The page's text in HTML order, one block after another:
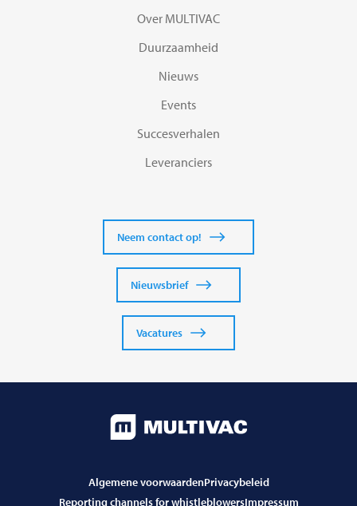
Over MULTIVAC
Duurzaamheid
Nieuws
Events
Succesverhalen
Leveranciers
Neem contact op!
Nieuwsbrief
Vacatures
Algemene voorwaardenPrivacybeleid
Reporting channels for whistleblowersImpressum